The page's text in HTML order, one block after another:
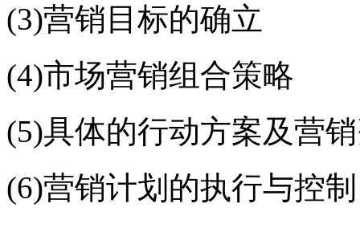
(3)营销目标的确立
(4)市场营销组合策略
(5)具体的行动方案及营
(6)营销计划的执行与控制